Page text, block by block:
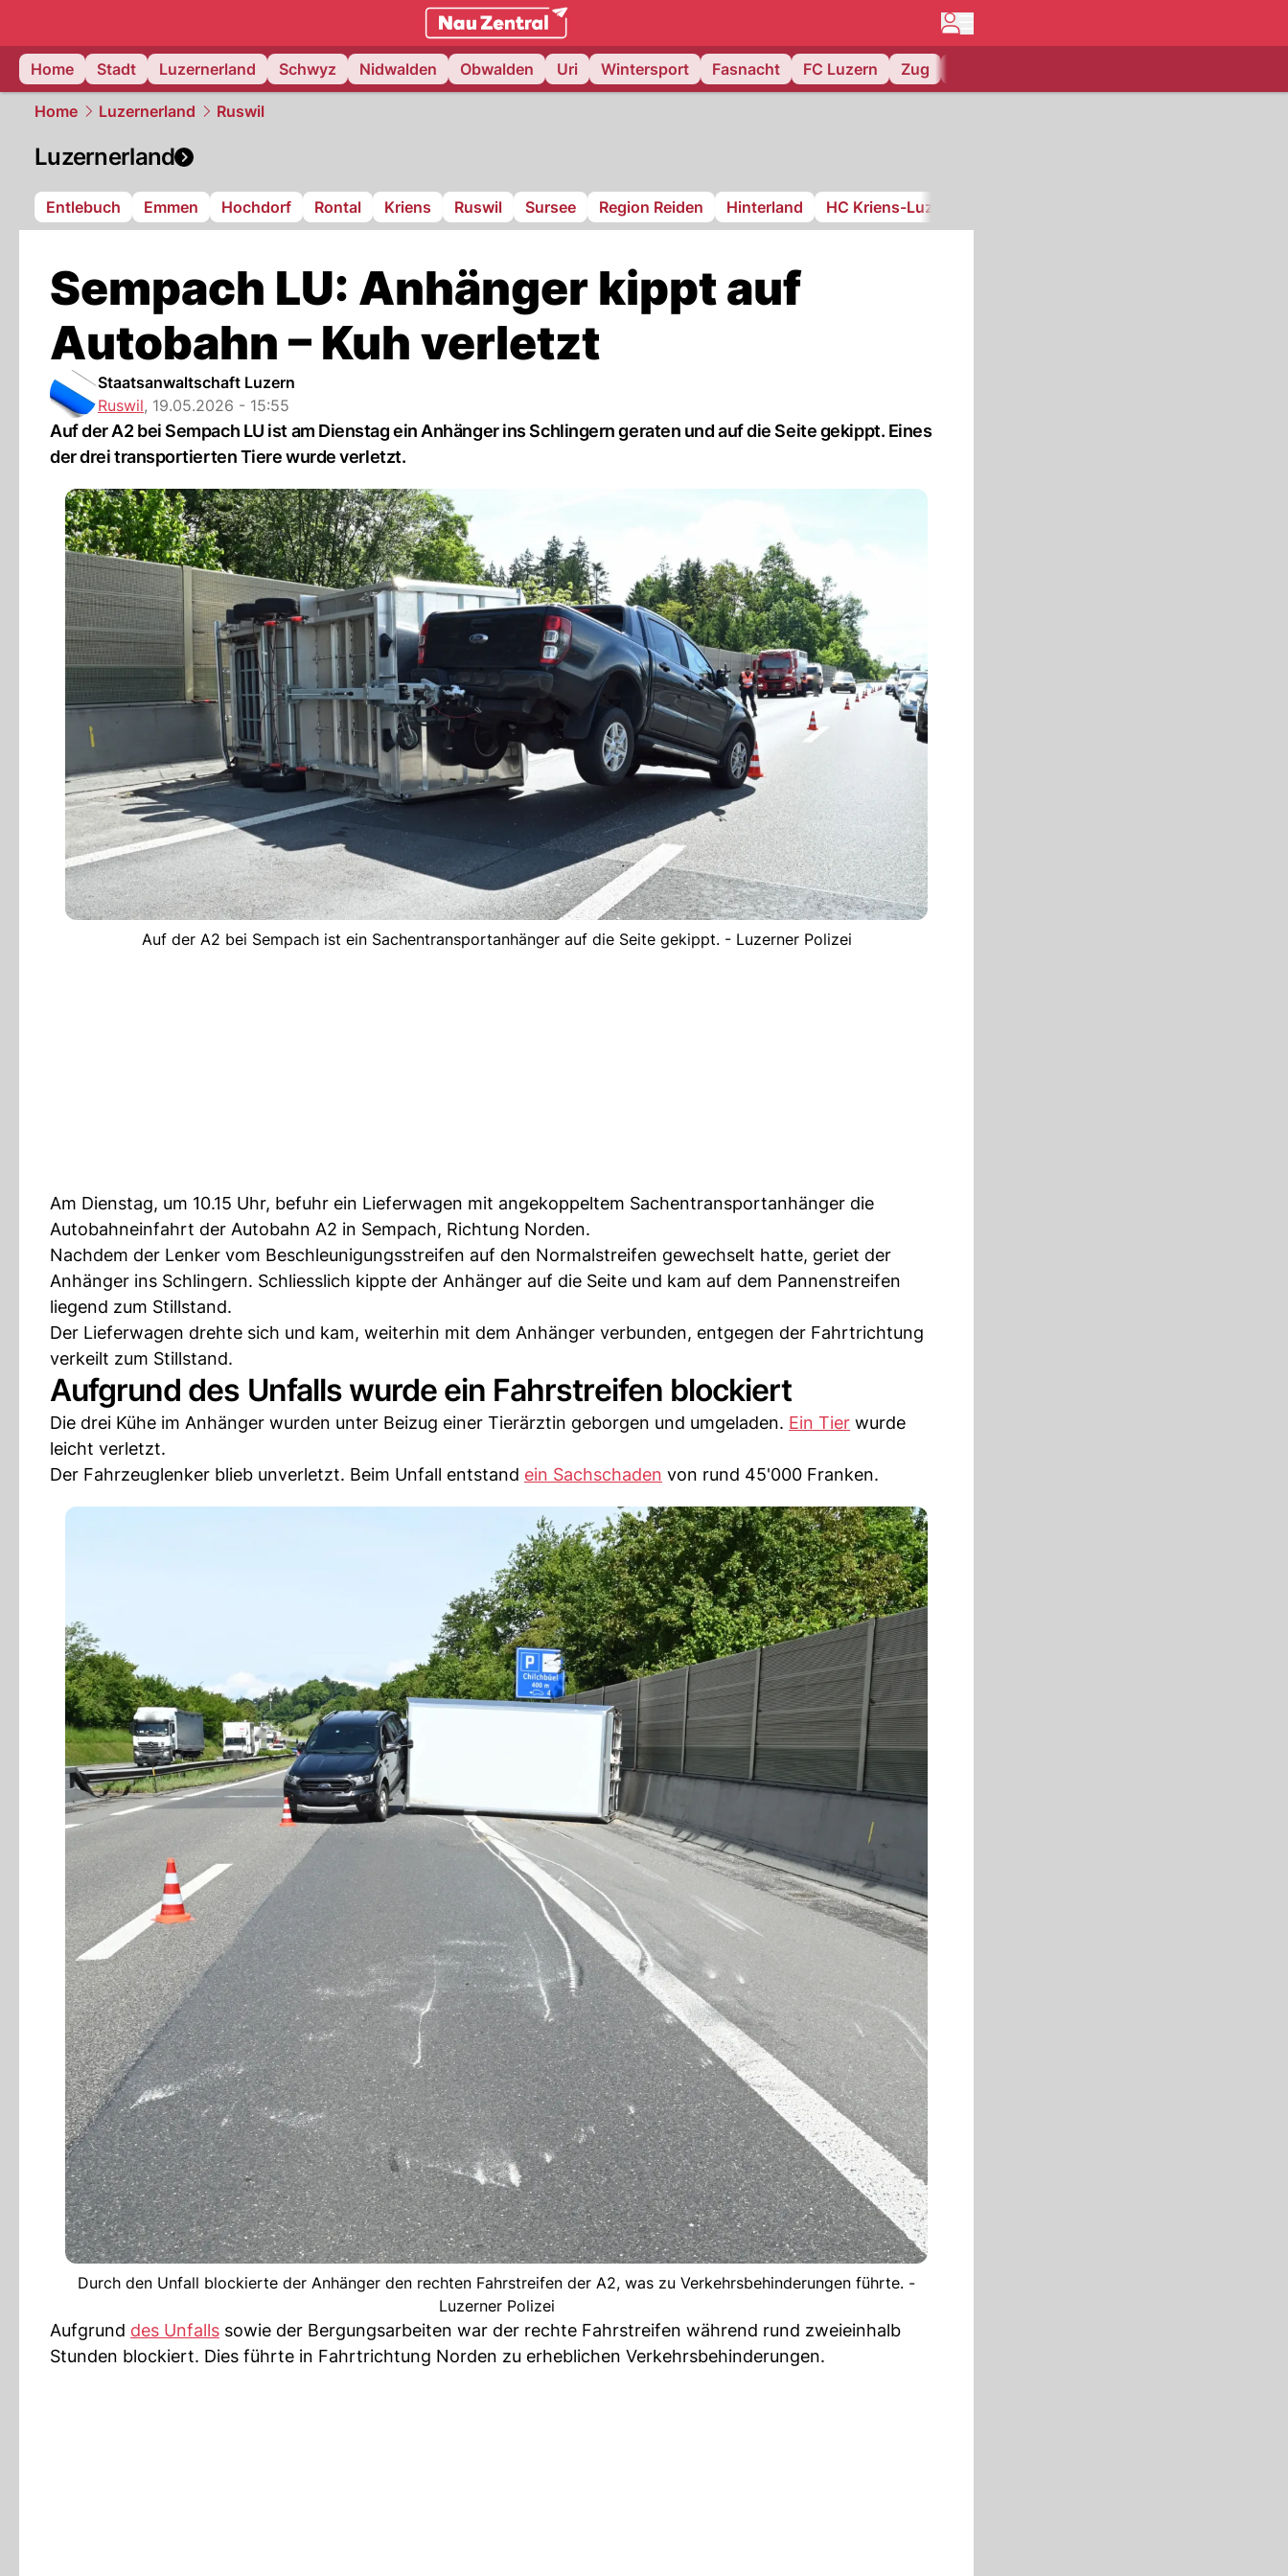
zentralschweiz.NAU.ch
Home
Stadt Luzernerland Schwyz Nidwalden Obwalden Uri Wintersport Fasnacht FC Luzern Zug
Home Luzernerland Ruswil
Luzernerland
Entlebuch Emmen Hochdorf Rontal Kriens Ruswil Sursee Region Reiden Hinterland HC Kriens-Luzern
Sempach LU: Anhänger kippt auf
Autobahn – Kuh verletzt
Staatsanwaltschaft Luzern
Ruswil, 19.05.2026 - 15:55
Auf der A2 bei Sempach LU ist am Dienstag ein Anhänger ins Schlingern geraten und auf die Seite gekippt. Eines
der drei transportierten Tiere wurde verletzt.
Auf der A2 bei Sempach ist ein Sachentransportanhänger auf die Seite gekippt. - Luzerner Polizei
Am Dienstag, um 10.15 Uhr, befuhr ein Lieferwagen mit angekoppeltem Sachentransportanhänger die
Autobahneinfahrt der Autobahn A2 in Sempach, Richtung Norden.
Nachdem der Lenker vom Beschleunigungsstreifen auf den Normalstreifen gewechselt hatte, geriet der
Anhänger ins Schlingern. Schliesslich kippte der Anhänger auf die Seite und kam auf dem Pannenstreifen
liegend zum Stillstand.
Der Lieferwagen drehte sich und kam, weiterhin mit dem Anhänger verbunden, entgegen der Fahrtrichtung
verkeilt zum Stillstand.
Aufgrund des Unfalls wurde ein Fahrstreifen blockiert
Die drei Kühe im Anhänger wurden unter Beizug einer Tierärztin geborgen und umgeladen. Ein Tier wurde
leicht verletzt.
Der Fahrzeuglenker blieb unverletzt. Beim Unfall entstand ein Sachschaden von rund 45'000 Franken.
Durch den Unfall blockierte der Anhänger den rechten Fahrstreifen der A2, was zu Verkehrsbehinderungen führte. -
Luzerner Polizei
Aufgrund des Unfalls sowie der Bergungsarbeiten war der rechte Fahrstreifen während rund zweieinhalb
Stunden blockiert. Dies führte in Fahrtrichtung Norden zu erheblichen Verkehrsbehinderungen.